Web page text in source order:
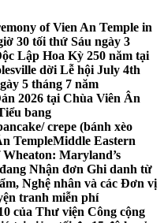
of Vien An Temple in
30 tối thứ Sáu ngày 3
Lập Hoa Kỳ 250 năm tại
dời Lễ hội July 4th
5 tháng 7 năm
2026 tại Chùa Viên Ân
bang
crepe (bánh xèo
TempleMiddle Eastern
Wheaton: Maryland’s
Nhận đơn Ghi danh từ
Nghệ nhân và các Đơn vị
tranh miễn phí
của Thư viện Công cộng